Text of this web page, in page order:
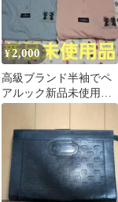
¥2,000
高級ブランド半袖でペ
アルック新品未使用品
VALENTINOのポロシ